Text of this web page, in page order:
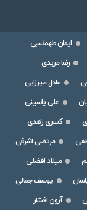
ایمان طهماسبی
رضا مریدی
عادل میرزایی
علی یاسینی
کسری زاهدی
مرتضی اشرفی
میلاد افضلی
یوسف جمالی
آرون افشار